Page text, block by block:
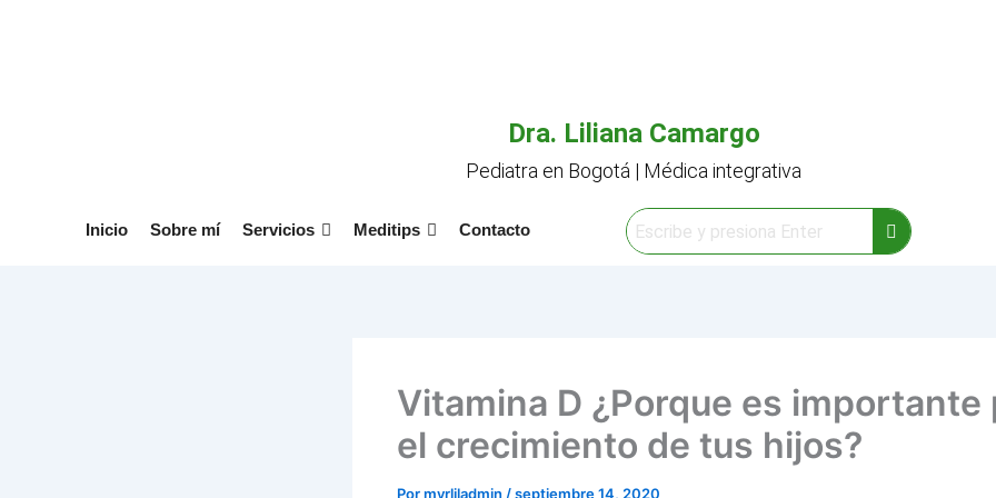
Dra. Liliana Camargo
Pediatra en Bogotá | Médica integrativa
Inicio Sobre mí Servicios Meditips Contacto
Vitamina D ¿Porque es importante
el crecimiento de tus hijos?
Pormyrliladmin /septiembre 14, 2020